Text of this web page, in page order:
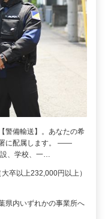
警備輸送】。あなたの希
に配属します。 ――
、学校、一…
卒以上232,000円以上）
県内いずれかの事業所へ